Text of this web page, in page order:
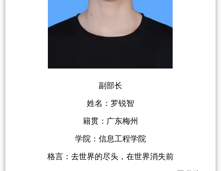
副部长
姓名：罗锐智
籍贯：广东梅州
学院：信息工程学院
格言：去世界的尽头，在世界消失前